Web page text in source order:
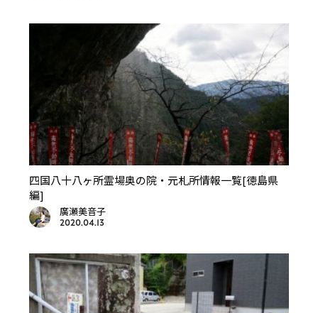
四国八十八ヶ所霊場奥の院・元札所情報一覧[徳島県
編]
廣瀬美音子
2020.04.13